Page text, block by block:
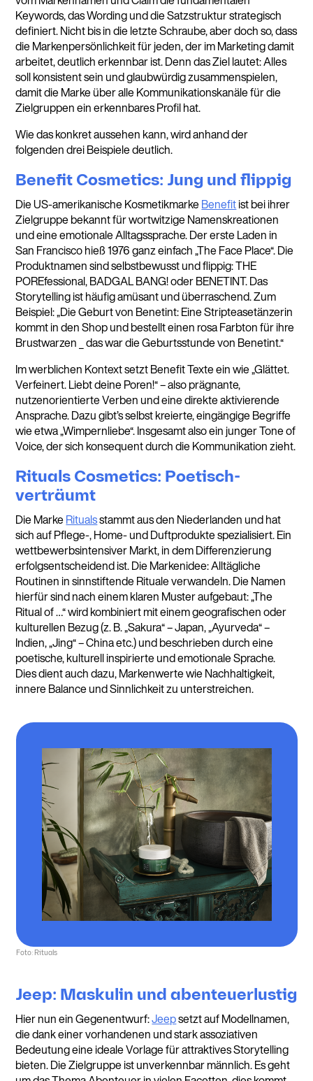
Keywords, das Wording und die Satzstruktur strategisch
definiert. Nicht bis in die letzte Schraube, aber doch so, dass
die Markenpersönlichkeit für jeden, der im Marketing damit
arbeitet, deutlich erkennbar ist. Denn das Ziel lautet: Alles
soll konsistent sein und glaubwürdig zusammenspielen,
damit die Marke über alle Kommunikationskanäle für die
Zielgruppen ein erkennbares Profil hat.
Wie das konkret aussehen kann, wird anhand der
folgenden drei Beispiele deutlich.
Benefit Cosmetics: Jung und flippig
Die US-amerikanische KosmetikmarkeBenefitist bei ihrer
Zielgruppe bekannt für wortwitzige Namenskreationen
und eine emotionale Alltagssprache. Der erste Laden in
San Francisco hieß 1976 ganz einfach „The Face Place“. Die
Produktnamen sind selbstbewusst und flippig: THE
POREfessional, BADGAL BANG! oder BENETINT. Das
Storytelling ist häufig amüsant und überraschend. Zum
Beispiel: „Die Geburt von Benetint: Eine Stripteasetänzerin
kommt in den Shop und bestellt einen rosa Farbton für ihre
Brustwarzen _ das war die Geburtsstunde von Benetint.“
Im werblichen Kontext setzt Benefit Texte ein wie „Glättet.
Verfeinert. Liebt deine Poren!“ – also prägnante,
nutzenorientierte Verben und eine direkte aktivierende
Ansprache. Dazu gibt’s selbst kreierte, eingängige Begriffe
wie etwa „Wimpernliebe“. Insgesamt also ein junger Tone of
Voice, der sich konsequent durch die Kommunikation zieht.
Rituals Cosmetics: Poetisch-
verträumt
Die MarkeRitualsstammt aus den Niederlanden und hat
sich auf Pflege-, Home- und Duftprodukte spezialisiert. Ein
wettbewerbsintensiver Markt, in dem Differenzierung
erfolgsentscheidend ist. Die Markenidee: Alltägliche
Routinen in sinnstiftende Rituale verwandeln. Die Namen
hierfür sind nach einem klaren Muster aufgebaut: „The
Ritual of …“ wird kombiniert mit einem geografischen oder
kulturellen Bezug (z. B. „Sakura“ – Japan, „Ayurveda“ –
Indien, „Jing“ – China etc.) und beschrieben durch eine
poetische, kulturell inspirierte und emotionale Sprache.
Dies dient auch dazu, Markenwerte wie Nachhaltigkeit,
innere Balance und Sinnlichkeit zu unterstreichen.
Foto: Rituals
Jeep: Maskulin und abenteuerlustig
Hier nun ein Gegenentwurf:Jeepsetzt auf Modellnamen,
die dank einer vorhandenen und stark assoziativen
Bedeutung eine ideale Vorlage für attraktives Storytelling
bieten. Die Zielgruppe ist unverkennbar männlich. Es geht